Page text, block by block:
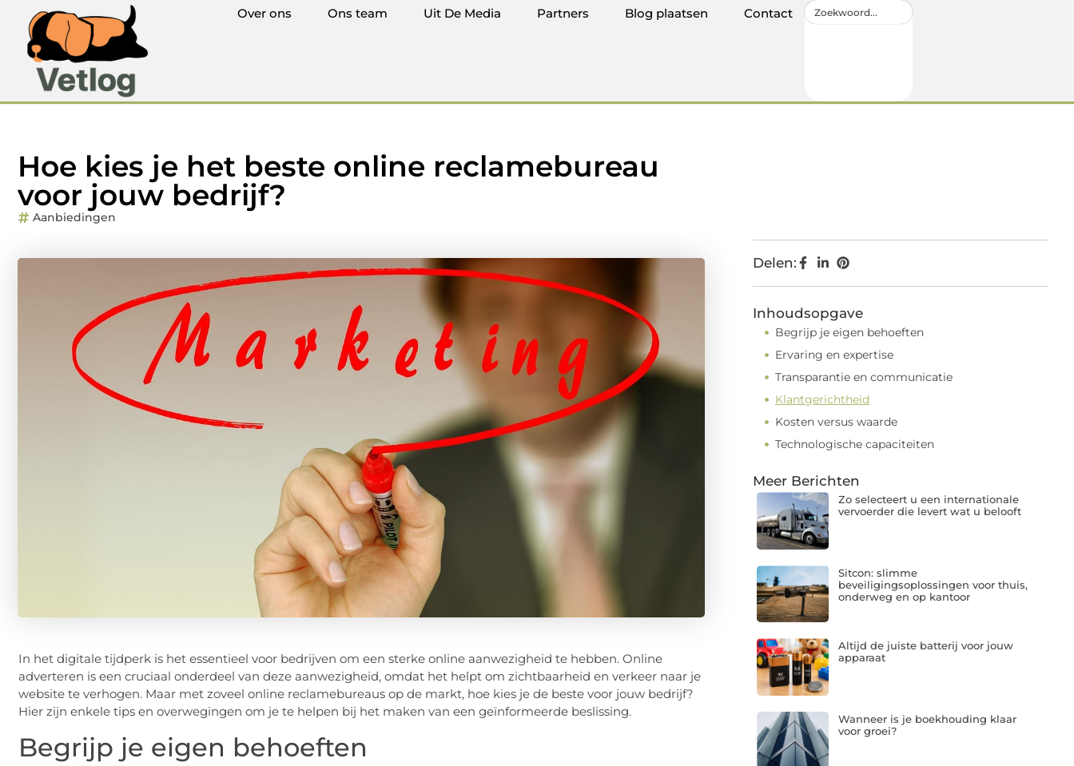
Over ons Ons team Uit De Media Partners Blog plaatsen Contact
Hoe kies je het beste online reclamebureau
voor jouw bedrijf?
Aanbiedingen
In het digitale tijdperk is het essentieel voor bedrijven om een sterke online aanwezigheid te hebben. Online
adverteren is een cruciaal onderdeel van deze aanwezigheid, omdat het helpt om zichtbaarheid en verkeer naar je
website te verhogen. Maar met zoveel online reclamebureaus op de markt, hoe kies je de beste voor jouw bedrijf?
Hier zijn enkele tips en overwegingen om je te helpen bij het maken van een geïnformeerde beslissing.
Begrijp je eigen behoeften
Delen:
Inhoudsopgave
Begrijp je eigen behoeften
Ervaring en expertise
Transparantie en communicatie
Klantgerichtheid
Kosten versus waarde
Technologische capaciteiten
Meer Berichten
Zo selecteert u een internationale
vervoerder die levert wat u belooft
Sitcon: slimme
beveiligingsoplossingen voor thuis,
onderweg en op kantoor
Altijd de juiste batterij voor jouw
apparaat
Wanneer is je boekhouding klaar
voor groei?